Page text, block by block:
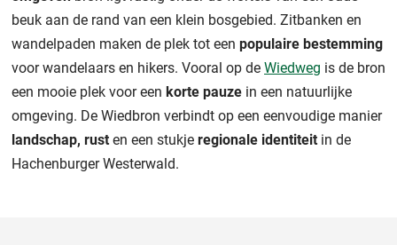
beuk aan de rand van een klein bosgebied. Zitbanken en
wandelpaden maken de plek tot een populaire bestemming
voor wandelaars en hikers. Vooral op de Wiedweg is de bron
een mooie plek voor een korte pauze in een natuurlijke
omgeving. De Wiedbron verbindt op een eenvoudige manier
landschap, rust en een stukje regionale identiteit in de
Hachenburger Westerwald.